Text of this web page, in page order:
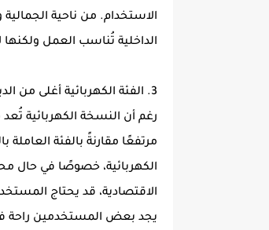
الاستخدام. من ناحية
الداخلية تُناسب العمل ولكنها
3. الفئة الكهربائية أغلى من الديزل
رغم أن النسخة الكهربائية
مرتفعًا مقارنةً بالفئة
الكهربائية، خصوصًا في حال
الاقتصادية، قد يحتاج
يجد بعض المستخدمين راحة